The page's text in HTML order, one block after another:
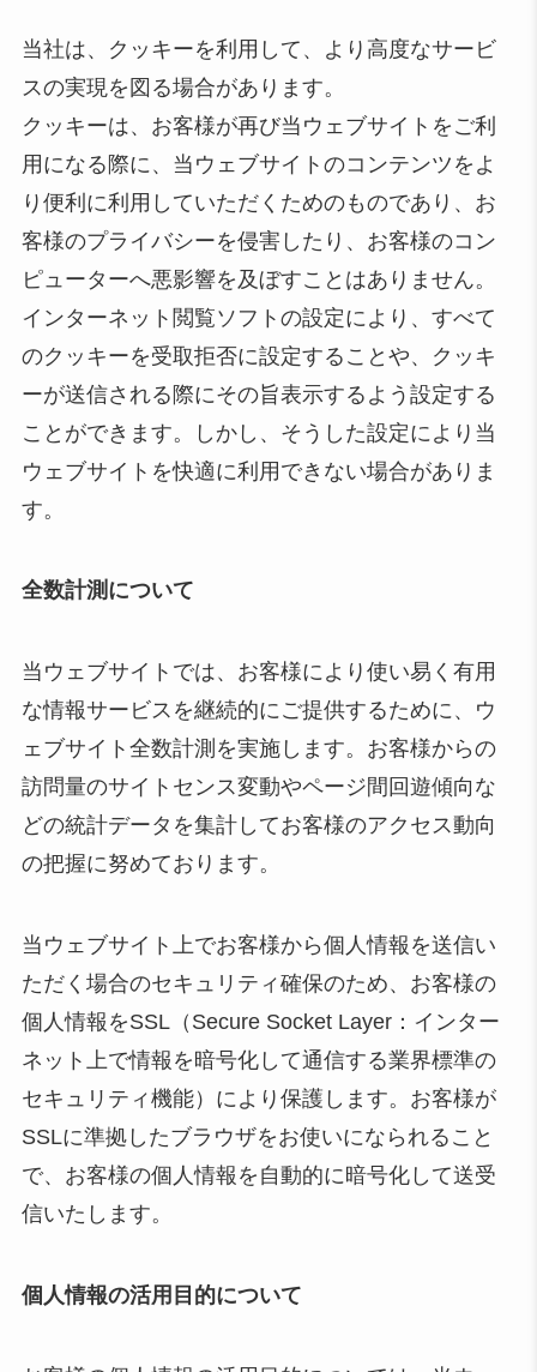
当社は、クッキーを利用して、より高度なサービ
スの実現を図る場合があります。
クッキーは、お客様が再び当ウェブサイトをご利
用になる際に、当ウェブサイトのコンテンツをよ
り便利に利用していただくためのものであり、お
客様のプライバシーを侵害したり、お客様のコン
ピューターへ悪影響を及ぼすことはありません。
インターネット閲覧ソフトの設定により、すべて
のクッキーを受取拒否に設定することや、クッキ
ーが送信される際にその旨表示するよう設定する
ことができます。しかし、そうした設定により当
ウェブサイトを快適に利用できない場合がありま
す。
全数計測について
当ウェブサイトでは、お客様により使い易く有用
な情報サービスを継続的にご提供するために、ウ
ェブサイト全数計測を実施します。お客様からの
訪問量のサイトセンス変動やページ間回遊傾向な
どの統計データを集計してお客様のアクセス動向
の把握に努めております。
当ウェブサイト上でお客様から個人情報を送信い
ただく場合のセキュリティ確保のため、お客様の
個人情報をSSL（Secure Socket Layer：インター
ネット上で情報を暗号化して通信する業界標準の
セキュリティ機能）により保護します。お客様が
SSLに準拠したブラウザをお使いになられること
で、お客様の個人情報を自動的に暗号化して送受
信いたします。
個人情報の活用目的について